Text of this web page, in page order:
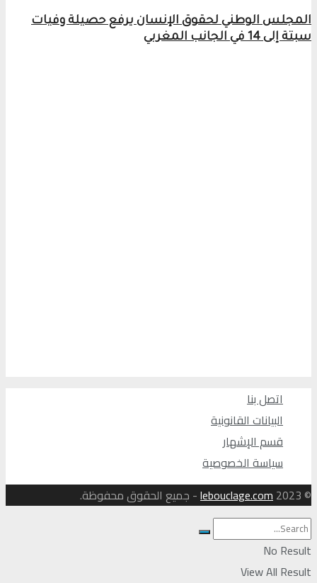
المجلس الوطني لحقوق الإنسان يرفع حصيلة وفيات
سبتة إلى 14 في الجانب المغربي
اتصل بنا
البيانات القانونية
قسم الإشهار
سياسة الخصوصية
© 2023
lebouclage.com- جميع الحقوق محفوظة.
No Result
View All Result